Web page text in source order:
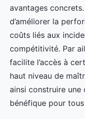
avantages
d’améliorer la
coûts liés aux
compétitivité. Par
facilite l’accès à
haut niveau de
ainsi construire une
bénéfique pour